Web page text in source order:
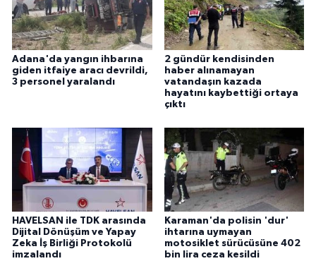
Adana'da yangın ihbarına
giden itfaiye aracı devrildi,
3 personel yaralandı
2 gündür kendisinden
haber alınamayan
vatandaşın kazada
hayatını kaybettiği ortaya
çıktı
HAVELSAN ile TDK arasında
Dijital Dönüşüm ve Yapay
Zeka İş Birliği Protokolü
imzalandı
Karaman'da polisin 'dur'
ihtarına uymayan
motosiklet sürücüsüne 402
bin lira ceza kesildi